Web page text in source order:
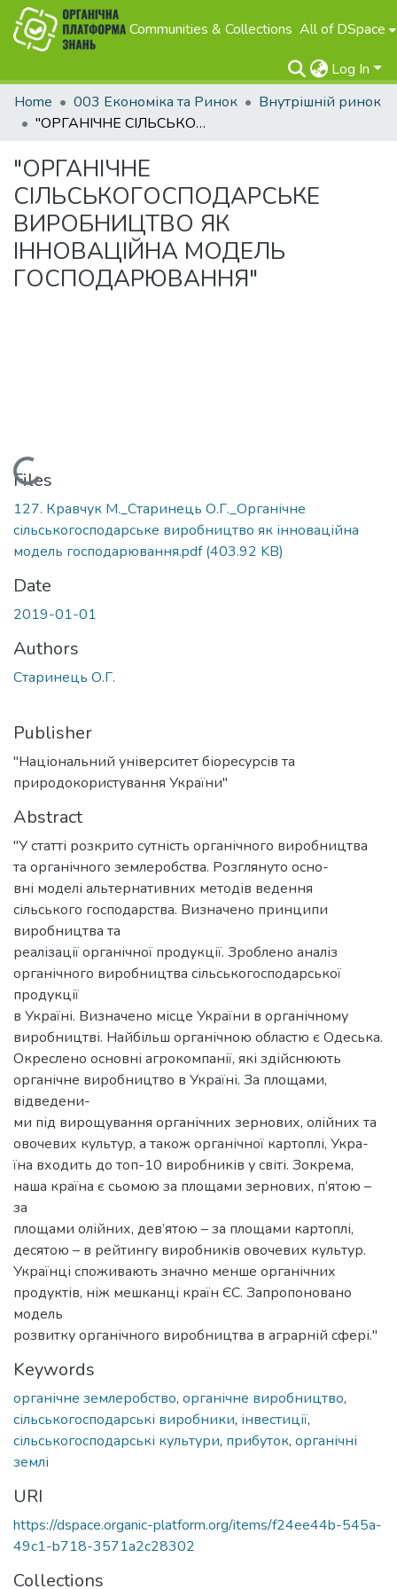
Communities & Collections All of DSpace
Log In
Home
003 Економіка та Ринок
Внутрішній ринок
"ОРГАНІЧНЕ СІЛЬСЬКОГОСПОДАРСЬКЕ ВИРОБНИЦТВО ЯК ІННОВАЦІЙНА МОДЕЛЬ ГОСПОДАРЮВАННЯ"
"ОРГАНІЧНЕ
СІЛЬСЬКОГОСПОДАРСЬКЕ
ВИРОБНИЦТВО ЯК
ІННОВАЦІЙНА МОДЕЛЬ
ГОСПОДАРЮВАННЯ"
Loading...
Files
127. Кравчук М._Старинець О.Г._Органічне
сільськогосподарське виробництво як інноваційна
модель господарювання.pdf(403.92 KB)
Date
2019-01-01
Authors
Старинець О.Г.
Publisher
"Національний університет біоресурсів та
природокористування України"
Abstract
"У статті розкрито сутність органічного виробництва
та органічного землеробства. Розглянуто осно-
вні моделі альтернативних методів ведення
сільського господарства. Визначено принципи
виробництва та
реалізації органічної продукції. Зроблено аналіз
органічного виробництва сільськогосподарської
продукції
в Україні. Визначено місце України в органічному
виробництві. Найбільш органічною областю є Одеська.
Окреслено основні агрокомпанії, які здійснюють
органічне виробництво в Україні. За площами,
відведени-
ми під вирощування органічних зернових, олійних та
овочевих культур, а також органічної картоплі, Укра-
їна входить до топ-10 виробників у світі. Зокрема,
наша країна є сьомою за площами зернових, п’ятою –
за
площами олійних, дев’ятою – за площами картоплі,
десятою – в рейтингу виробників овочевих культур.
Українці споживають значно менше органічних
продуктів, ніж мешканці країн ЄС. Запропоновано
модель
розвитку органічного виробництва в аграрній сфері."
Keywords
органічне землеробство, органічне виробництво,
сільськогосподарські виробники, інвестиції,
сільськогосподарські культури, прибуток, органічні
землі
URI
https://dspace.organic-platform.org/items/f24ee44b-545a-
49c1-b718-3571a2c28302
Collections